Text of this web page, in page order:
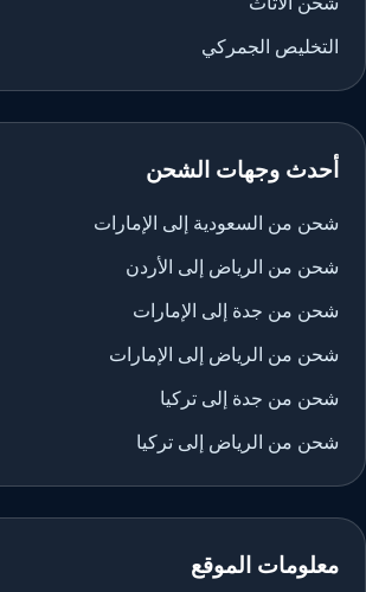
التخليص الجمركي
أحدث وجهات الشحن
شحن من السعودية إلى الإمارات
شحن من الرياض إلى الأردن
شحن من جدة إلى الإمارات
شحن من الرياض إلى الإمارات
شحن من جدة إلى تركيا
شحن من الرياض إلى تركيا
معلومات الموقع